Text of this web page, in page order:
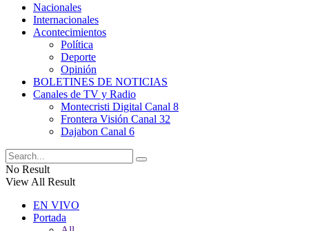
Nacionales
Internacionales
Acontecimientos
Política
Deporte
Opinión
BOLETINES DE NOTICIAS
Canales de TV y Radio
Montecristi Digital Canal 8
Frontera Visión Canal 32
Dajabon Canal 6
No Result
View All Result
EN VIVO
Portada